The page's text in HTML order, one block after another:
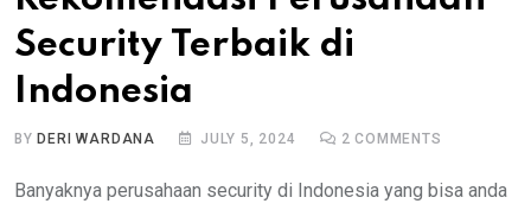
Security Terbaik di
Indonesia
BYDERI WARDANA JULY 5, 2024 2 COMMENTS
Banyaknya perusahaan security di Indonesia yang bisa anda